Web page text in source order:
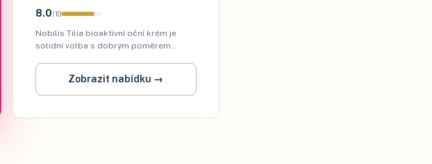
8.0/10
Nobilis Tilia bioaktivní oční krém je
solidní volba s dobrým poměrem
Zobrazit nabídku →